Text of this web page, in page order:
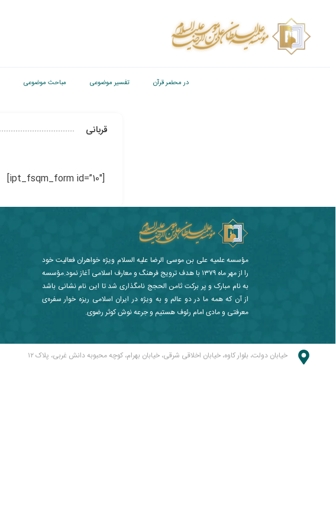
در محضر قرآن تفسیر موضوعی مباحث موضوعی
قربانی
[ipt_fsqm_form id=”10″]
مؤسسه علمیه علی بن موسی الرضا علیه السلام ویژه خواهران فعالیت خود
را از مهر ماه ۱۳۷۹ با هدف ترویج فرهنگ و معارف اسلامی آغاز نمود.مؤسسه
به نام مبارک و پر برکت ثامن الحجج نامگذاری شد تا این نام نشانی باشد
از آن که همه ما در دو عالم و به ویژه در ایران اسلامی ریزه خوار سفره‌ی
معرفتی و مادی امام رئوف هستیم و جرعه نوش کوثر رضوی.
خیابان دولت، بلوار کاوه، خیابان اخلاقی شرقی، خیابان بهرام، کوچه محبوبه دانش غربی، پلاک ۱۲